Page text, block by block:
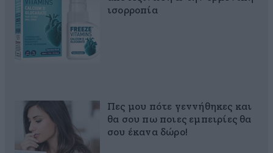
ισορροπία
Πες μου πότε γεννήθηκες και
θα σου πω ποιες εμπειρίες θα
σου έκανα δώρο!